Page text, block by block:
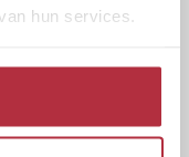
hun services.